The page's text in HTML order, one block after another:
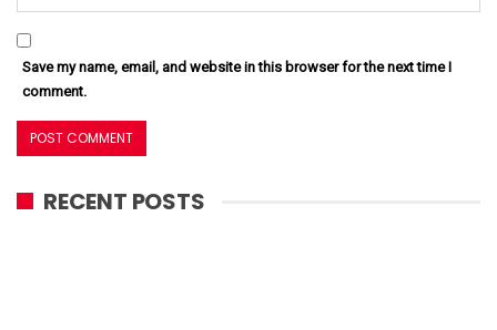
Save my name, email, and website in this browser for the next time I
comment.
RECENT POSTS